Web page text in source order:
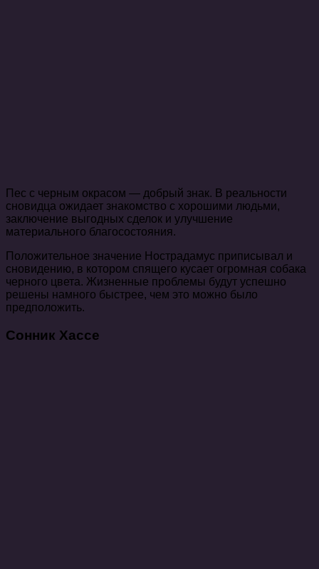
Пес с черным окрасом — добрый знак. В реальности
сновидца ожидает знакомство с хорошими людьми,
заключение выгодных сделок и улучшение
материального благосостояния.
Положительное значение Нострадамус приписывал и
сновидению, в котором спящего кусает огромная собака
черного цвета. Жизненные проблемы будут успешно
решены намного быстрее, чем это можно было
предположить.
Сонник Хассе